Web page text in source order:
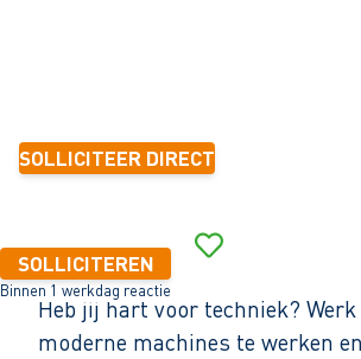
SOLLICITEER DIRECT
SOLLICITEREN
Binnen 1 werkdag reactie
Heb jij hart voor techniek?
moderne machines te werken